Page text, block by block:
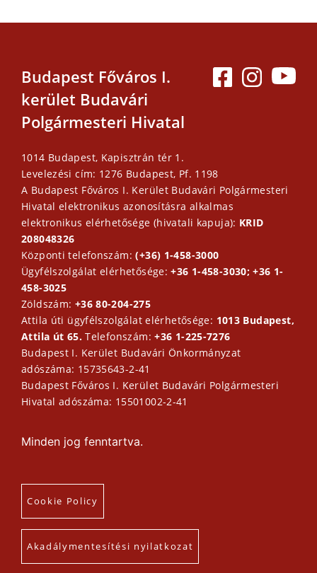
Budapest Főváros I.
kerület Budavári
Polgármesteri Hivatal
1014 Budapest, Kapisztrán tér 1.
Levelezési cím: 1276 Budapest, Pf. 1198
A Budapest Főváros I. Kerület Budavári Polgármesteri
Hivatal elektronikus azonosításra alkalmas
elektronikus elérhetősége (hivatali kapuja): KRID
208048326
Központi telefonszám:(+36) 1-458-3000
Ügyfélszolgálat elérhetősége:+36 1-458-3030; +36 1-
458-3025
Zöldszám: +36 80-204-275
Attila úti ügyfélszolgálat elérhetősége: 1013 Budapest,
Attila út 65.Telefonszám:+36 1-225-7276
Budapest I. Kerület Budavári Önkormányzat
adószáma: 15735643-2-41
Budapest Főváros I. Kerület Budavári Polgármesteri
Hivatal adószáma: 15501002-2-41
Minden jog fenntartva.
Cookie Policy
Akadálymentesítési nyilatkozat